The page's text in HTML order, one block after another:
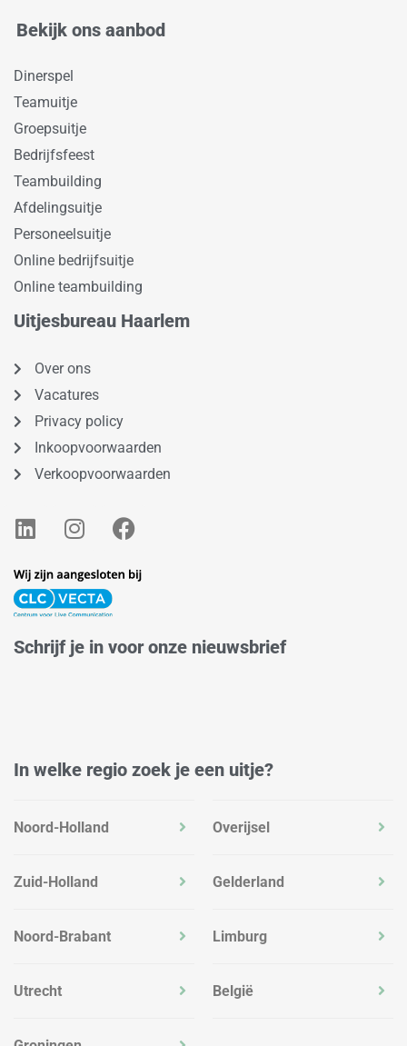
Bekijk ons aanbod
Dinerspel
Teamuitje
Groepsuitje
Bedrijfsfeest
Teambuilding
Afdelingsuitje
Personeelsuitje
Online bedrijfsuitje
Online teambuilding
Uitjesbureau Haarlem
Over ons
Vacatures
Privacy policy
Inkoopvoorwaarden
Verkoopvoorwaarden
L
i
k
e
i
I
n
t
a
r
F
a
e
o
Schrijf je in voor onze nieuwsbrief
In welke regio zoek je een uitje?
Noord-Holland
Zuid-Holland
Noord-Brabant
Utrecht
Overijsel
Gelderland
Limburg
België